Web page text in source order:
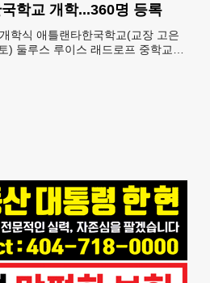
학교 개학...360명 등록
학식 애틀랜타한국학교(교장 고은
) 둘루스 루이스 래드로프 중학교에